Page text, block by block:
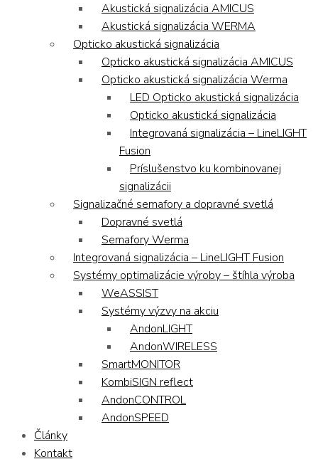
Akustická signalizácia AMICUS
Akustická signalizácia WERMA
Opticko akustická signalizácia
Opticko akustická signalizácia AMICUS
Opticko akustická signalizácia Werma
LED Opticko akustická signalizácia
Opticko akustická signalizácia
Integrovaná signalizácia – LineLIGHT
Fusion
Príslušenstvo ku kombinovanej
signalizácii
Signalizačné semafory a dopravné svetlá
Dopravné svetlá
Semafory Werma
Integrovaná signalizácia – LineLIGHT Fusion
Systémy optimalizácie výroby – štíhla výroba
WeASSIST
Systémy výzvy na akciu
AndonLIGHT
AndonWIRELESS
SmartMONITOR
KombiSIGN reflect
AndonCONTROL
AndonSPEED
Články
Kontakt